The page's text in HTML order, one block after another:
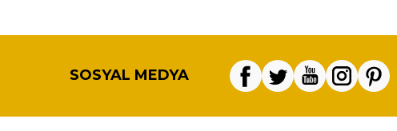
SOSYAL MEDYA